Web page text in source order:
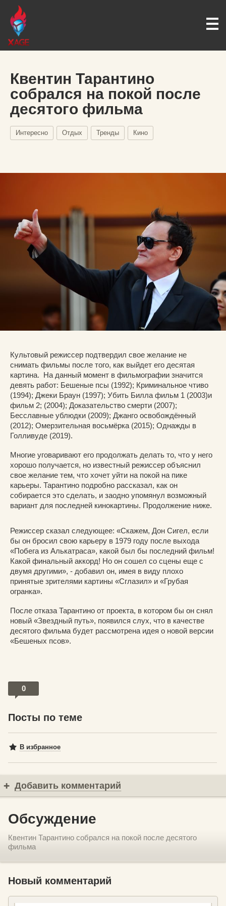
Квентин Тарантино
собрался на покой после
десятого фильма
Интересно Отдых Тренды Кино
Культовый режиссер подтвердил свое желание не
снимать фильмы после того, как выйдет его десятая
картина. На данный момент в фильмографии значится
девять работ: Бешеные псы (1992); Криминальное чтиво
(1994); Джеки Браун (1997); Убить Билла фильм 1 (2003)и
фильм 2; (2004); Доказательство смерти (2007);
Бесславные ублюдки (2009); Джанго освобождённый
(2012); Омерзительная восьмёрка (2015); Однажды в
Голливуде (2019).
Многие уговаривают его продолжать делать то, что у него
хорошо получается, но известный режиссер объяснил
свое желание тем, что хочет уйти на покой на пике
карьеры. Тарантино подробно рассказал, как он
собирается это сделать, и заодно упомянул возможный
вариант для последней кинокартины. Продолжение ниже.
Режиссер сказал следующее: «Скажем, Дон Сигел, если
бы он бросил свою карьеру в 1979 году после выхода
«Побега из Алькатраса», какой был бы последний фильм!
Какой финальный аккорд! Но он сошел со сцены еще с
двумя другими», - добавил он, имея в виду плохо
принятые зрителями картины «Сглазил» и «Грубая
огранка».
После отказа Тарантино от проекта, в котором бы он снял
новый «Звездный путь», появился слух, что в качестве
десятого фильма будет рассмотрена идея о новой версии
«Бешеных псов».
0
Посты по теме
В избранное
Добавить комментарий
Обсуждение
Квентин Тарантино собрался на покой после десятого
фильма
Новый комментарий